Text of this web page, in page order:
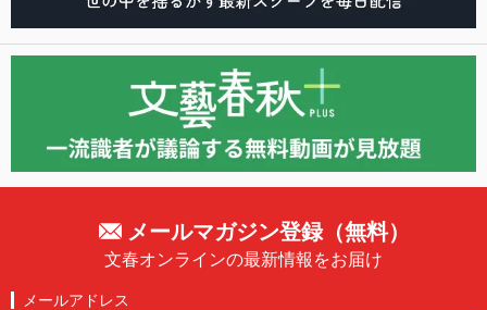
メールマガジン登録（無料）
文春オンラインの最新情報をお届け
メールアドレス